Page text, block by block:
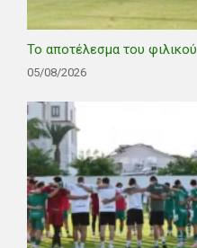
Το αποτέλεσμα του φιλικού
05/08/2026